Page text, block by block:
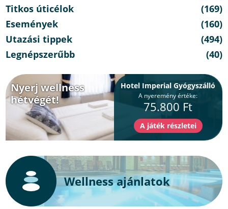
Titkos úticélok
(169)
Események
(160)
Utazási tippek
(494)
Legnépszerűbb
(40)
Nyerj wellness
hétvégét!
Hotel Imperial Gyógyszálló
A nyeremény értéke:
75.800 Ft
Wellness ajánlatok